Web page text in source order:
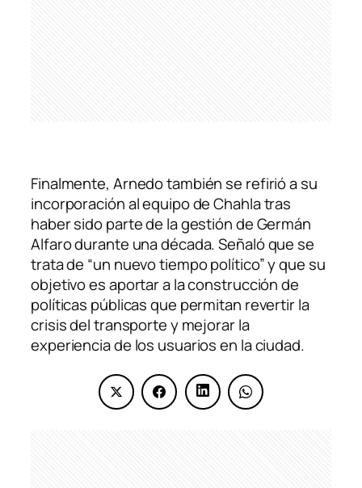
Finalmente, Arnedo también se refirió a su
incorporación al equipo de Chahla tras
haber sido parte de la gestión de Germán
Alfaro durante una década. Señaló que se
trata de “un nuevo tiempo político” y que su
objetivo es aportar a la construcción de
políticas públicas que permitan revertir la
crisis del transporte y mejorar la
experiencia de los usuarios en la ciudad.